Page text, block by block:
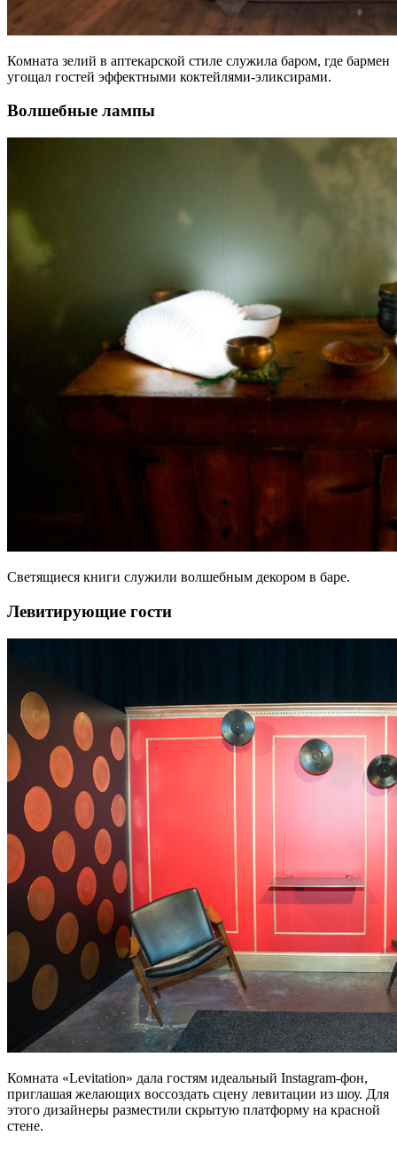
Комната зелий в аптекарской стиле служила баром, где бармен
угощал гостей эффектными коктейлями-эликсирами.
Волшебные лампы
Светящиеся книги служили волшебным декором в баре.
Левитирующие гости
Комната «Levitation» дала гостям идеальный Instagram-фон,
приглашая желающих воссоздать сцену левитации из шоу. Для
этого дизайнеры разместили скрытую платформу на красной
стене.